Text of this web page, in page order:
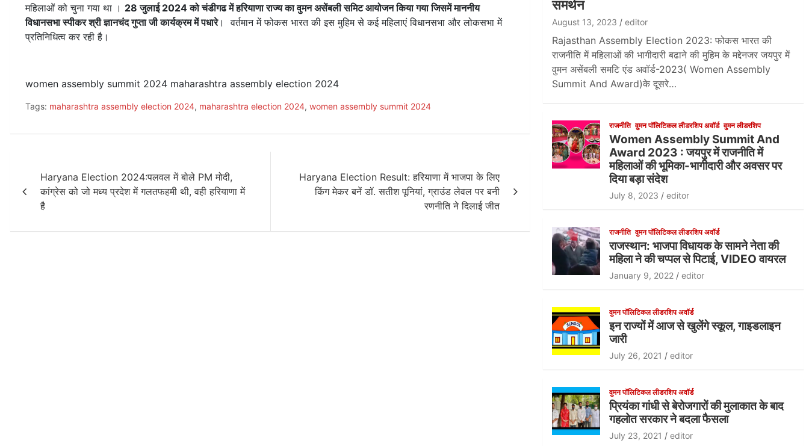
महिलाओं को चुना गया था । 28 जुलाई 2024 को चंडीगढ में हरियाणा राज्य का वुमन असेंबली समिट आयोजन किया गया जिसमें माननीय
विधानसभा स्पीकर श्री ज्ञानचंद गुप्ता जी कार्यक्रम में पधारे। वर्तमान में फोकस भारत की इस मुहिम से कई महिलाएं विधानसभा और लोकसभा में
प्रतिनिधित्व कर रही है।
women assembly summit 2024 maharashtra assembly election 2024
Tags: maharashtra assembly election 2024, maharashtra election 2024, women assembly summit 2024
navigation
Haryana Election 2024:पलवल में बोले PM मोदी,
कांग्रेस को जो मध्य प्रदेश में गलतफहमी थी, वही हरियाणा में
है
Haryana Election Result: हरियाणा में भाजपा के लिए
किंग मेकर बनें डॉ. सतीश पूनियां, ग्राउंड लेवल पर बनी
रणनीति ने दिलाई जीत
समर्थन
August 13, 2023 editor
Rajasthan Assembly Election 2023: फोकस भारत की
राजनीति में महिलाओं की भागीदारी बढाने की मुहिम के मद्देनजर जयपुर में
वुमन असेंबली समटि एंड अवॉर्ड-2023( Women Assembly
Summit And Award)के दूसरे…
राजनीति वुमन पॉलिटिकल लीडरशिप अवॉर्ड वुमन लीडरशिप
Women Assembly Summit And
Award 2023 : जयपुर में राजनीति में
महिलाओं की भूमिका-भागीदारी और अवसर पर
दिया बड़ा संदेश
July 8, 2023 editor
राजनीति वुमन पॉलिटिकल लीडरशिप अवॉर्ड
राजस्थान: भाजपा विधायक के सामने नेता की
महिला ने की चप्पल से पिटाई, VIDEO वायरल
January 9, 2022 editor
वुमन पॉलिटिकल लीडरशिप अवॉर्ड
इन राज्यों में आज से खुलेंगे स्कूल, गाइडलाइन
जारी
July 26, 2021 editor
वुमन पॉलिटिकल लीडरशिप अवॉर्ड
प्रियंका गांधी से बेरोजगारों की मुलाकात के बाद
गहलोत सरकार ने बदला फैसला
July 23, 2021 editor